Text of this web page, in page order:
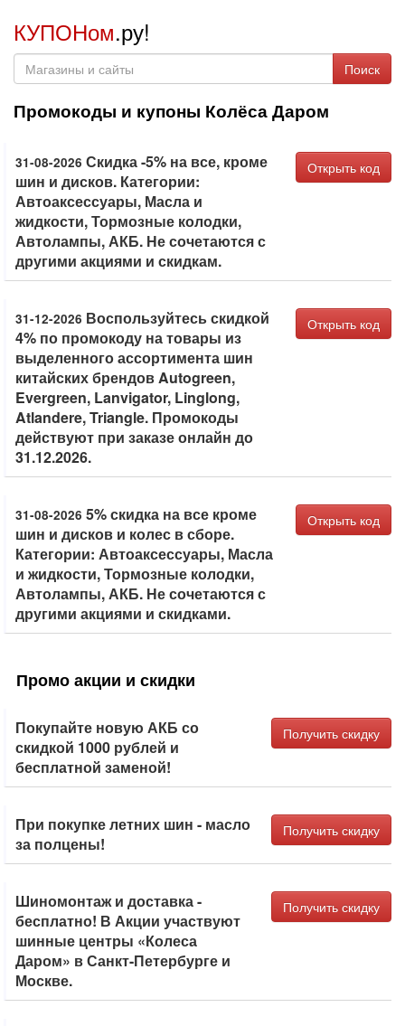
КУПОНом.ру!
Поиск
Промокоды и купоны Колёса Даром
31-08-2026 Скидка -5% на все, кроме
шин и дисков. Категории:
Автоаксессуары, Масла и
жидкости, Тормозные колодки,
Автолампы, АКБ. Не сочетаются с
другими акциями и скидкам.
Открыть код
31-12-2026 Воспользуйтесь скидкой
4% по промокоду на товары из
выделенного ассортимента шин
китайских брендов Autogreen,
Evergreen, Lanvigator, Linglong,
Atlandere, Triangle. Промокоды
действуют при заказе онлайн до
31.12.2026.
Открыть код
31-08-2026 5% скидка на все кроме
шин и дисков и колес в сборе.
Категории: Автоаксессуары, Масла
и жидкости, Тормозные колодки,
Автолампы, АКБ. Не сочетаются с
другими акциями и скидками.
Открыть код
Промо акции и скидки
Покупайте новую АКБ со
скидкой 1000 рублей и
бесплатной заменой!
Получить скидку
При покупке летних шин - масло
за полцены!
Получить скидку
Шиномонтаж и доставка -
бесплатно! В Акции участвуют
шинные центры «Колеса
Даром» в Санкт-Петербурге и
Москве.
Получить скидку